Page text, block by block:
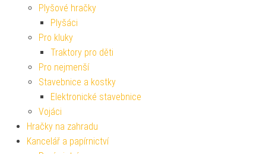
Plyšové hračky
Plyšáci
Pro kluky
Traktory pro děti
Pro nejmenší
Stavebnice a kostky
Elektronické stavebnice
Vojáci
Hračky na zahradu
Kancelář a papírnictví